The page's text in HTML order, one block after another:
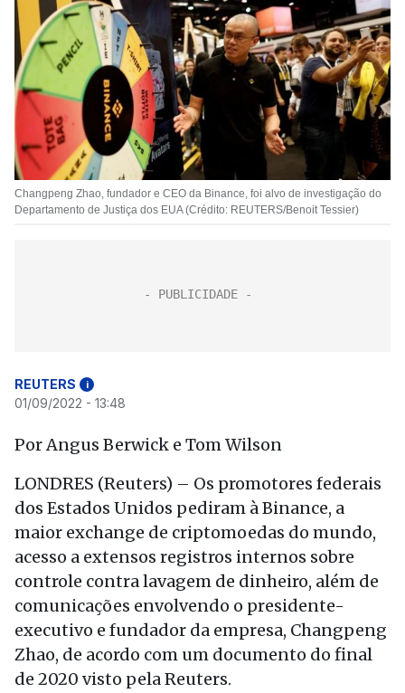
Changpeng Zhao, fundador e CEO da Binance, foi alvo de investigação do
Departamento de Justiça dos EUA (Crédito: REUTERS/Benoit Tessier)
REUTERS i
01/09/2022 - 13:48
Por Angus Berwick e Tom Wilson
LONDRES (Reuters) – Os promotores federais
dos Estados Unidos pediram à Binance, a
maior exchange de criptomoedas do mundo,
acesso a extensos registros internos sobre
controle contra lavagem de dinheiro, além de
comunicações envolvendo o presidente-
executivo e fundador da empresa, Changpeng
Zhao, de acordo com um documento do final
de 2020 visto pela Reuters.